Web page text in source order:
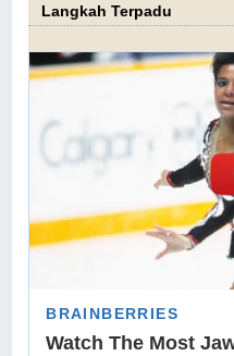
Langkah Terpadu